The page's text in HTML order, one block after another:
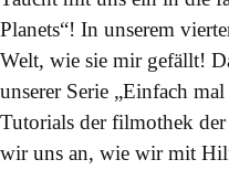
Planets“! In unserem
Welt, wie sie mir gefällt!
unserer Serie „Einfach
Tutorials der filmothek
wir uns an, wie wir mit